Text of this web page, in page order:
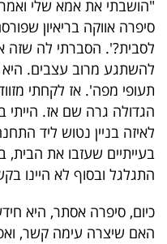
דרושים
ניוזלטרים
מייל
"הושבתי את אמא שלי
לסבית?'. הסברתי לה שזה
להשתגע מרוב עצבים.
תעופי מפה'. אז לקחתי
הגדולה גרה שם אז. הייתי
לאיזה בניין נטוש ליד
בעייתיים שעזבו את הבית,
התגלגל ובסוף לא היינו
כיום, סיפרה אסתר, היא
האם שיצרה עימה קשר,